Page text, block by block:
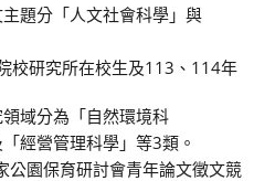
題分「人文社會科學」與
校研究所在校生及113、114年
域分為「自然環境科
經營管理科學」等3類。
公園保育研討會青年論文徵文競